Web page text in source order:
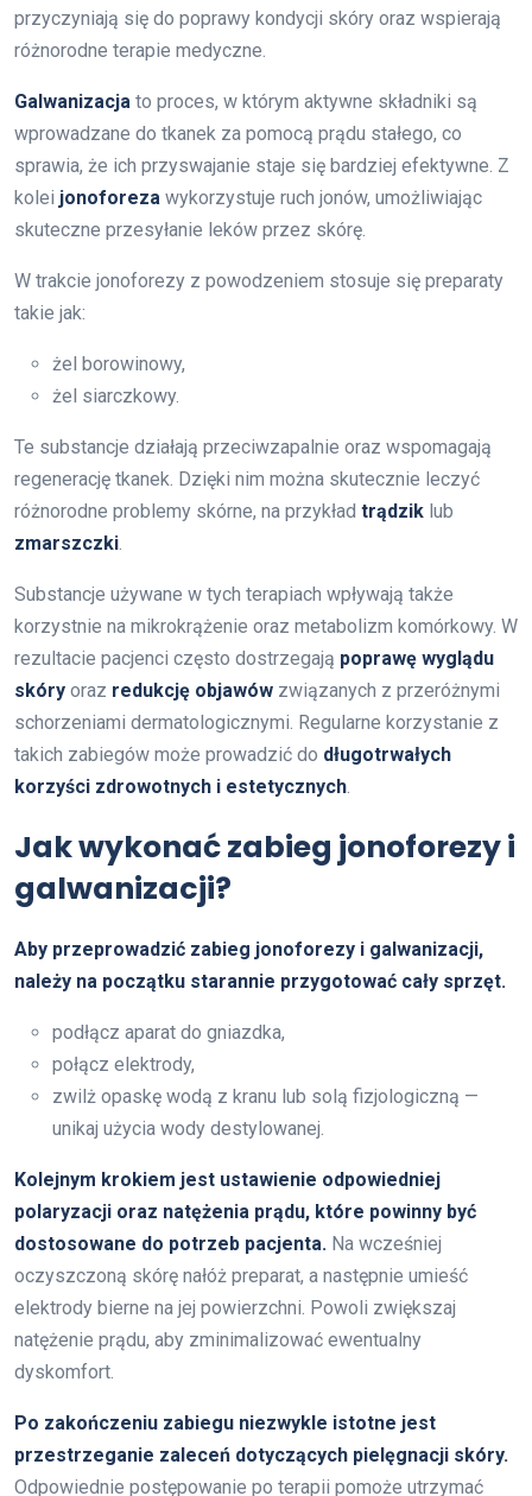
przyczyniają się do poprawy kondycji skóry oraz wspierają
różnorodne terapie medyczne.
Galwanizacja to proces, w którym aktywne składniki są
wprowadzane do tkanek za pomocą prądu stałego, co
sprawia, że ich przyswajanie staje się bardziej efektywne. Z
kolei jonoforeza wykorzystuje ruch jonów, umożliwiając
skuteczne przesyłanie leków przez skórę.
W trakcie jonoforezy z powodzeniem stosuje się preparaty
takie jak:
żel borowinowy,
żel siarczkowy.
Te substancje działają przeciwzapalnie oraz wspomagają
regenerację tkanek. Dzięki nim można skutecznie leczyć
różnorodne problemy skórne, na przykład trądzik lub
zmarszczki.
Substancje używane w tych terapiach wpływają także
korzystnie na mikrokrążenie oraz metabolizm komórkowy. W
rezultacie pacjenci często dostrzegają poprawę wyglądu
skóry oraz redukcję objawów związanych z przeróżnymi
schorzeniami dermatologicznymi. Regularne korzystanie z
takich zabiegów może prowadzić do długotrwałych
korzyści zdrowotnych i estetycznych.
Jak wykonać zabieg jonoforezy i
galwanizacji?
Aby przeprowadzić zabieg jonoforezy i galwanizacji,
należy na początku starannie przygotować cały sprzęt.
podłącz aparat do gniazdka,
połącz elektrody,
zwilż opaskę wodą z kranu lub solą fizjologiczną —
unikaj użycia wody destylowanej.
Kolejnym krokiem jest ustawienie odpowiedniej
polaryzacji oraz natężenia prądu, które powinny być
dostosowane do potrzeb pacjenta. Na wcześniej
oczyszczoną skórę nałóż preparat, a następnie umieść
elektrody bierne na jej powierzchni. Powoli zwiększaj
natężenie prądu, aby zminimalizować ewentualny
dyskomfort.
Po zakończeniu zabiegu niezwykle istotne jest
przestrzeganie zaleceń dotyczących pielęgnacji skóry.
Odpowiednie postępowanie po terapii pomoże utrzymać